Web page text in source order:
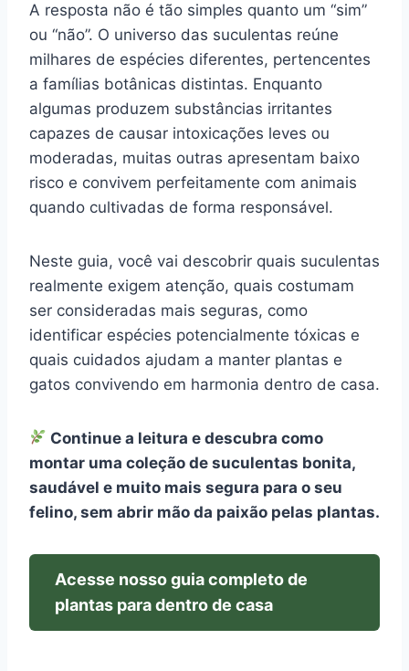
A resposta não é tão simples quanto um “sim”
ou “não”. O universo das suculentas reúne
milhares de espécies diferentes, pertencentes
a famílias botânicas distintas. Enquanto
algumas produzem substâncias irritantes
capazes de causar intoxicações leves ou
moderadas, muitas outras apresentam baixo
risco e convivem perfeitamente com animais
quando cultivadas de forma responsável.
Neste guia, você vai descobrir quais suculentas
realmente exigem atenção, quais costumam
ser consideradas mais seguras, como
identificar espécies potencialmente tóxicas e
quais cuidados ajudam a manter plantas e
gatos convivendo em harmonia dentro de casa.
Continue a leitura e descubra como
montar uma coleção de suculentas bonita,
saudável e muito mais segura para o seu
felino, sem abrir mão da paixão pelas plantas.
Acesse nosso guia completo de
plantas para dentro de casa